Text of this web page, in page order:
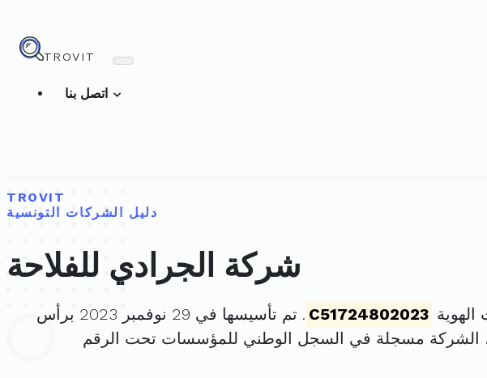
TROVIT
TROVIT
دليل الشركات التونسية
شركة الجرادي للفلاحة
C51724802023
. تم تأسيسها في 29 نوفمبر 2023 برأس
الشركة مسجلة في السجل الوطني للمؤسسات تحت الرقم